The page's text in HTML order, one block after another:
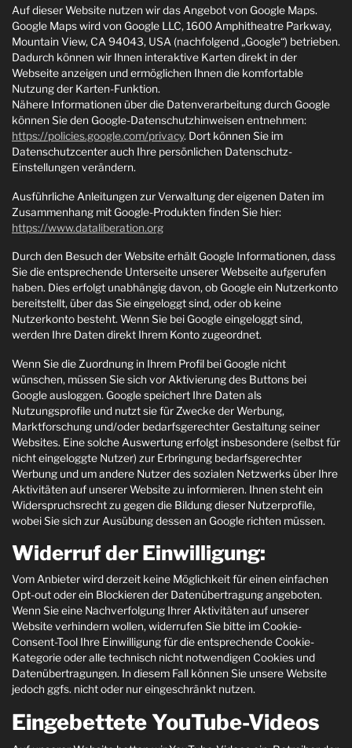
Auf dieser Website nutzen wir das Angebot von Google Maps.
Google Maps wird von Google LLC, 1600 Amphitheatre Parkway,
Mountain View, CA 94043, USA (nachfolgend „Google“) betrieben.
Dadurch können wir Ihnen interaktive Karten direkt in der
Webseite anzeigen und ermöglichen Ihnen die komfortable
Nutzung der Karten-Funktion.
Nähere Informationen über die Datenverarbeitung durch Google
können Sie den Google-Datenschutzhinweisen entnehmen:
https://policies.google.com/privacy. Dort können Sie im
Datenschutzcenter auch Ihre persönlichen Datenschutz-
Einstellungen verändern.
Ausführliche Anleitungen zur Verwaltung der eigenen Daten im
Zusammenhang mit Google-Produkten finden Sie hier:
https://www.dataliberation.org
Durch den Besuch der Website erhält Google Informationen, dass
Sie die entsprechende Unterseite unserer Webseite aufgerufen
haben. Dies erfolgt unabhängig davon, ob Google ein Nutzerkonto
bereitstellt, über das Sie eingeloggt sind, oder ob keine
Nutzerkonto besteht. Wenn Sie bei Google eingeloggt sind,
werden Ihre Daten direkt Ihrem Konto zugeordnet.
Wenn Sie die Zuordnung in Ihrem Profil bei Google nicht
wünschen, müssen Sie sich vor Aktivierung des Buttons bei
Google ausloggen. Google speichert Ihre Daten als
Nutzungsprofile und nutzt sie für Zwecke der Werbung,
Marktforschung und/oder bedarfsgerechter Gestaltung seiner
Websites. Eine solche Auswertung erfolgt insbesondere (selbst für
nicht eingeloggte Nutzer) zur Erbringung bedarfsgerechter
Werbung und um andere Nutzer des sozialen Netzwerks über Ihre
Aktivitäten auf unserer Website zu informieren. Ihnen steht ein
Widerspruchsrecht zu gegen die Bildung dieser Nutzerprofile,
wobei Sie sich zur Ausübung dessen an Google richten müssen.
Widerruf der Einwilligung:
Vom Anbieter wird derzeit keine Möglichkeit für einen einfachen
Opt-out oder ein Blockieren der Datenübertragung angeboten.
Wenn Sie eine Nachverfolgung Ihrer Aktivitäten auf unserer
Website verhindern wollen, widerrufen Sie bitte im Cookie-
Consent-Tool Ihre Einwilligung für die entsprechende Cookie-
Kategorie oder alle technisch nicht notwendigen Cookies und
Datenübertragungen. In diesem Fall können Sie unsere Website
jedoch ggfs. nicht oder nur eingeschränkt nutzen.
Eingebettete YouTube-Videos